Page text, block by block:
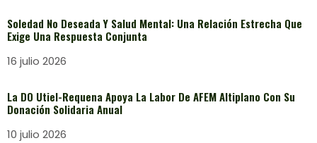
Soledad No Deseada Y Salud Mental: Una Relación Estrecha Que
Exige Una Respuesta Conjunta
16 julio 2026
La DO Utiel-Requena Apoya La Labor De AFEM Altiplano Con Su
Donación Solidaria Anual
10 julio 2026